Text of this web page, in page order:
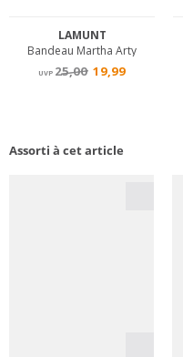
Assorti à cet article